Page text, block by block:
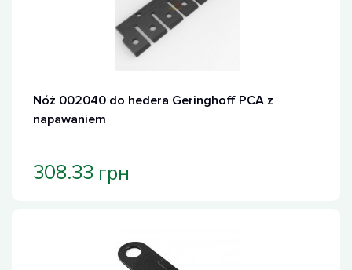
Nóż 002040 do hedera Geringhoff PCA z
napawaniem
308.33 грн